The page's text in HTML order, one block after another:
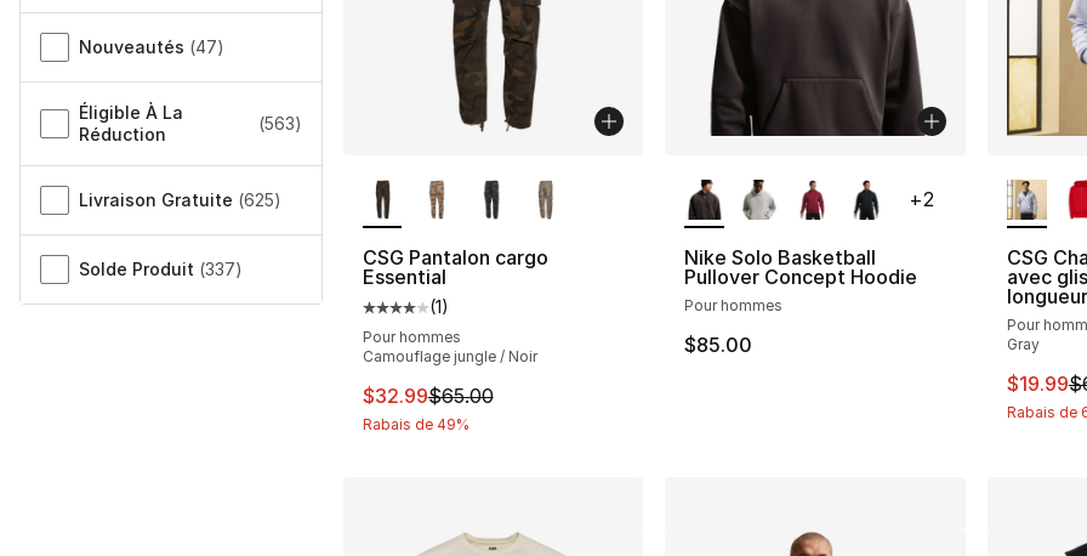
Autre
Nouveautés (47)
Éligible À La
Réduction
(563)
Livraison Gratuite (625)
Solde Produit (337)
CSG Pantalon cargo
Essential
Cote moyenne du client - [4 sur 5 étoiles], 1 commentaires
(1)
Pour hommes
Camouflage jungle / Noir
Cet article est en solde. Le prix est passé de $65.00 à $32.99
$32.99$65.00
Rabais de 49%
Nike Solo Basketball
Pullover Concept Hoodie
Pour hommes
$85.00
+2
CSG
avec
Pour
Gray
Cet
$19.99
Rabais de